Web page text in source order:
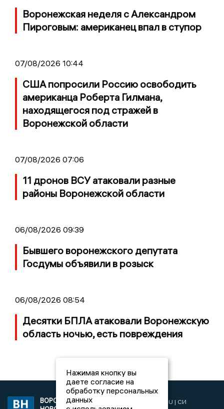
Воронежская неделя с Александром
Пироговым: американец впал в ступор
07/08/2026 10:44
США попросили Россию освободить
американца Роберта Гилмана,
находящегося под стражей в
Воронежской области
07/08/2026 07:06
11 дронов ВСУ атаковали разные
районы Воронежской области
06/08/2026 09:39
Бывшего воронежского депутата
Госдумы объявили в розыск
06/08/2026 08:54
Десятки БПЛА атаковали Воронежскую
область ночью, есть повреждения
ВОРОНЕЖСКИЕ2019 © VORONEZHNEWS.RU | СИ
Нажимая кнопку вы
даете согласие на
обработку персональных
данных